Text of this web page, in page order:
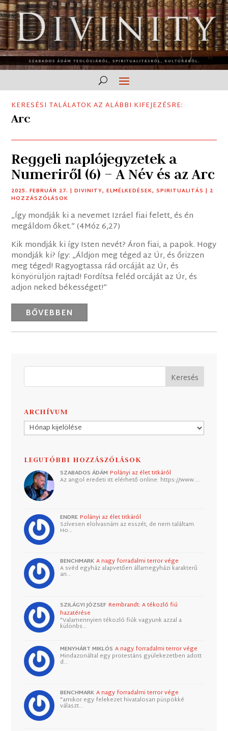
KERESÉSI TALÁLATOK AZ ALÁBBI KIFEJEZÉSRE:
Arc
Reggeli naplójegyzetek a
Numeriről (6) – A Név és az Arc
2025. FEBRUÁR 27. |DIVINITY,ELMÉLKEDÉSEK,SPIRITUALITÁS | 2
HOZZÁSZÓLÁSOK
„Így mondják ki a nevemet Izráel fiai felett, és én
megáldom őket.” (4Móz 6,27)
Kik mondják ki így Isten nevét? Áron fiai, a papok. Hogy
mondják ki? Így: „Áldjon meg téged az Úr, és őrizzen
meg téged! Ragyogtassa rád orcáját az Úr, és
könyörüljön rajtad! Fordítsa feléd orcáját az Úr, és
adjon neked békességet!”
BŐVEBBEN
ARCHÍVUM
Archívum
LEGUTÓBBI HOZZÁSZÓLÁSOK
SZABADOS ÁDÁM Polányi az élet titkáról
Az angol eredeti itt elérhető online: https://www.…
ENDRE Polányi az élet titkáról
Szívesen elolvasnám az esszét, de nem találtam.
Ho…
BENCHMARK A nagy forradalmi terror vége
A svéd egyház alapvetően államegyházi karakterű
an…
SZILÁGYI JÓZSEF Rembrandt: A tékozló fiú
hazatérése
"Valamennyien tékozló fiúk vagyunk azzal a
különbs…
MENYHÁRT MIKLÓS A nagy forradalmi terror vége
Mindazonáltal egy protestáns gyülekezetben adott
d…
BENCHMARK A nagy forradalmi terror vége
"amikor egy felekezet hivatalosan püspökké
választ…